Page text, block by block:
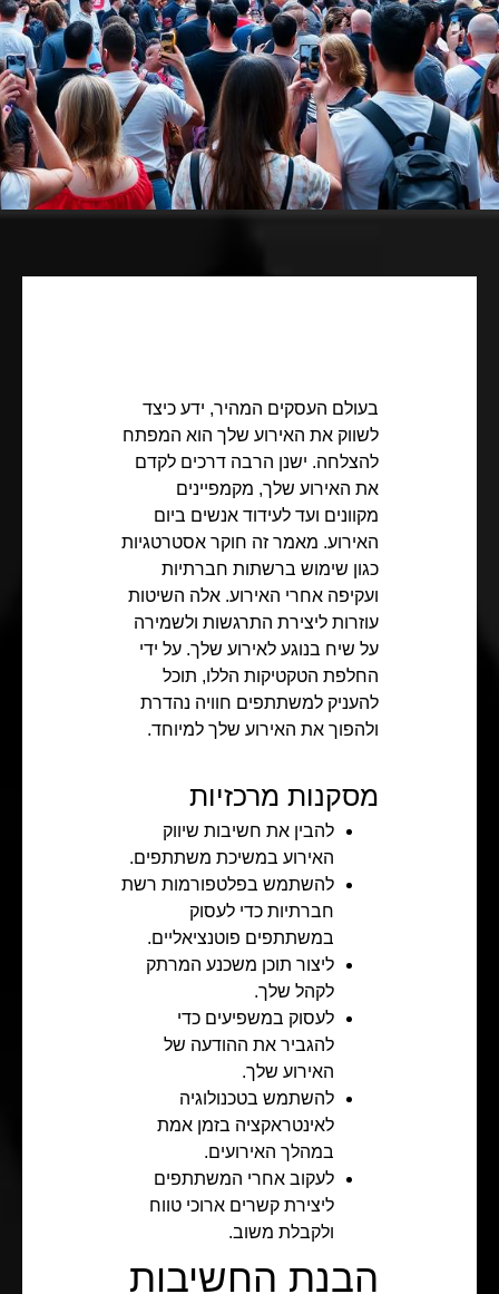
בעולם העסקים המהיר, ידע כיצד
לשווק את האירוע שלך הוא המפתח
להצלחה. ישנן הרבה דרכים לקדם
את האירוע שלך, מקמפיינים
מקוונים ועד לעידוד אנשים ביום
האירוע. מאמר זה חוקר אסטרטגיות
כגון שימוש ברשתות חברתיות
ועקיפה אחרי האירוע. אלה השיטות
עוזרות ליצירת התרגשות ולשמירה
על שיח בנוגע לאירוע שלך. על ידי
החלפת הטקטיקות הללו, תוכל
להעניק למשתתפים חוויה נהדרת
ולהפוך את האירוע שלך למיוחד.
מסקנות מרכזיות
להבין את חשיבות שיווק
האירוע במשיכת משתתפים.
להשתמש בפלטפורמות רשת
חברתיות כדי לעסוק
במשתתפים פוטנציאליים.
ליצור תוכן משכנע המרתק
לקהל שלך.
לעסוק במשפיעים כדי
להגביר את ההודעה של
האירוע שלך.
להשתמש בטכנולוגיה
לאינטראקציה בזמן אמת
במהלך האירועים.
לעקוב אחרי המשתתפים
ליצירת קשרים ארוכי טווח
ולקבלת משוב.
הבנת החשיבות